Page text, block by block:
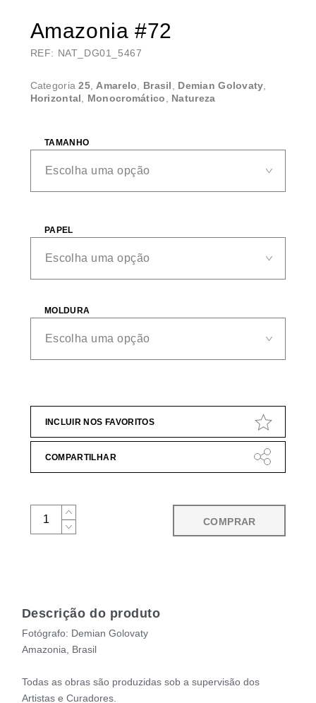
Amazonia #72
REF: NAT_DG01_5467
Categoria25, Amarelo Brasil Demian Golovaty
Horizontal
Monocromático Natureza
TAMANHO
PAPEL
MOLDURA
INCLUIR NOS FAVORITOS
COMPARTILHAR
COMPRAR
Descrição do produto
Fotógrafo: Demian Golovaty
Amazonia, Brasil
Todas as obras são produzidas sob a supervisão dos
Artistas e Curadores.